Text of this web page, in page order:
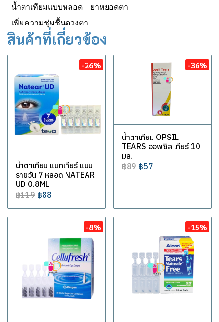
น้ำตาเทียมแบบหลอด
ยาหยอดตา
เพิ่มความชุ่มชื้นดวงตา
สินค้าที่เกี่ยวข้อง
-26%
น้ำตาเทียม แนทเทียร์ แบบ
รายวัน 7 หลอด NATEAR
UD 0.8ML
฿119 ฿88
-36%
น้ำตาเทียม OPSIL
TEARS ออพซิล เทียร์ 10
มล.
฿89 ฿57
-8% -15%